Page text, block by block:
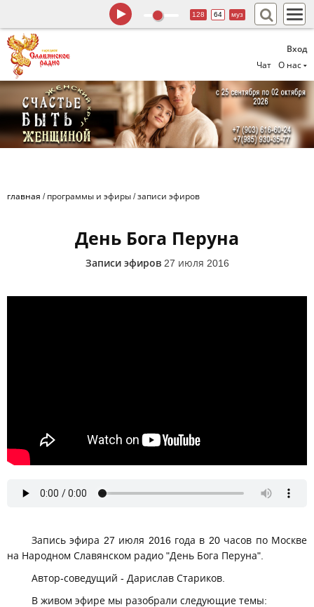
Вход
Чат
О нас
128 64 муз
главная / программы и эфиры /записи эфиров
День Бога Перуна
Записи эфиров 27 июля 2016
Запись эфира 27 июля 2016 года в 20 часов по Москве
на Народном Славянском радио "День Бога Перуна".
Автор-соведущий - Дарислав Стариков.
В живом эфире мы разобрали следующие темы: